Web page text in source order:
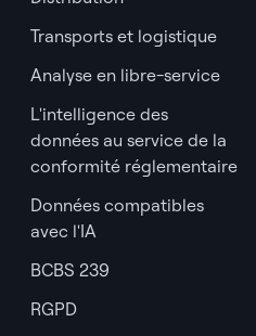
Transports et logistique
Analyse en libre-service
L'intelligence des
données au service de la
conformité réglementaire
Données compatibles
avec l'IA
BCBS 239
RGPD